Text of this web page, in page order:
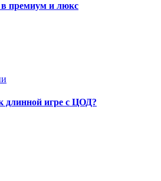
в премиум и люкс
длинной игре с ЦОД?